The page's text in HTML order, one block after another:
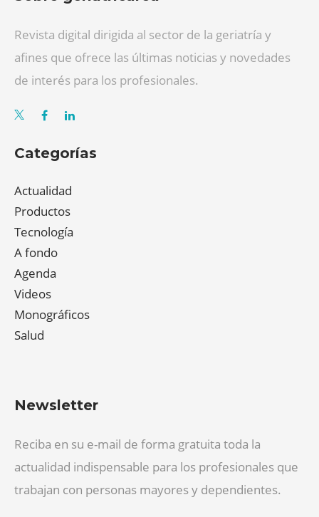
Revista digital dirigida al sector de la geriatría y
afines que ofrece las últimas noticias y novedades
de interés para los profesionales.
Categorías
Actualidad
Productos
Tecnología
A fondo
Agenda
Videos
Monográficos
Salud
Newsletter
Reciba en su e-mail de forma gratuita toda la
actualidad indispensable para los profesionales que
trabajan con personas mayores y dependientes.